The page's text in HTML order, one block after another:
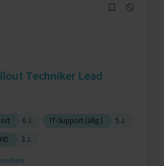
Techniker Lead
6 J. IT-Support (allg.)
5 J.
3 J.